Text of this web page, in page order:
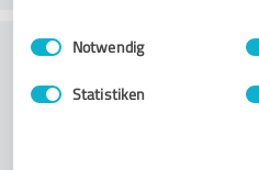
Impressum
Einwilligungsauswahl
Notwendig
Statistiken